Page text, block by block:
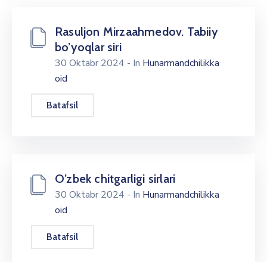
Rasuljon Mirzaahmedov. Tabiiy
bo’yoqlar siri
30 Oktabr 2024 - In Hunarmandchilikka
oid
Batafsil
O’zbek chitgarligi sirlari
30 Oktabr 2024 - In Hunarmandchilikka
oid
Batafsil